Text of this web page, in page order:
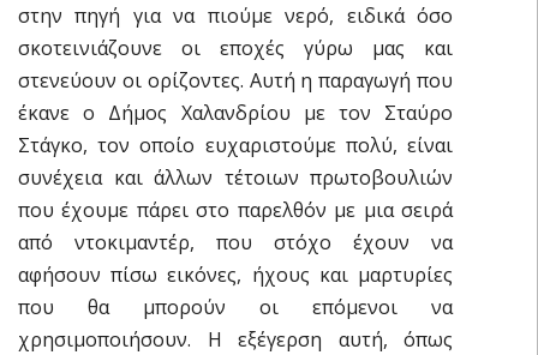
στην πηγή για να πιούμε νερό, ειδικά όσο
σκοτεινιάζουνε οι εποχές γύρω μας και
στενεύουν οι ορίζοντες. Αυτή η παραγωγή που
έκανε ο Δήμος Χαλανδρίου με τον Σταύρο
Στάγκο, τον οποίο ευχαριστούμε πολύ, είναι
συνέχεια και άλλων τέτοιων πρωτοβουλιών
που έχουμε πάρει στο παρελθόν με μια σειρά
από ντοκιμαντέρ, που στόχο έχουν να
αφήσουν πίσω εικόνες, ήχους και μαρτυρίες
που θα μπορούν οι επόμενοι να
χρησιμοποιήσουν. Η εξέγερση αυτή, όπως